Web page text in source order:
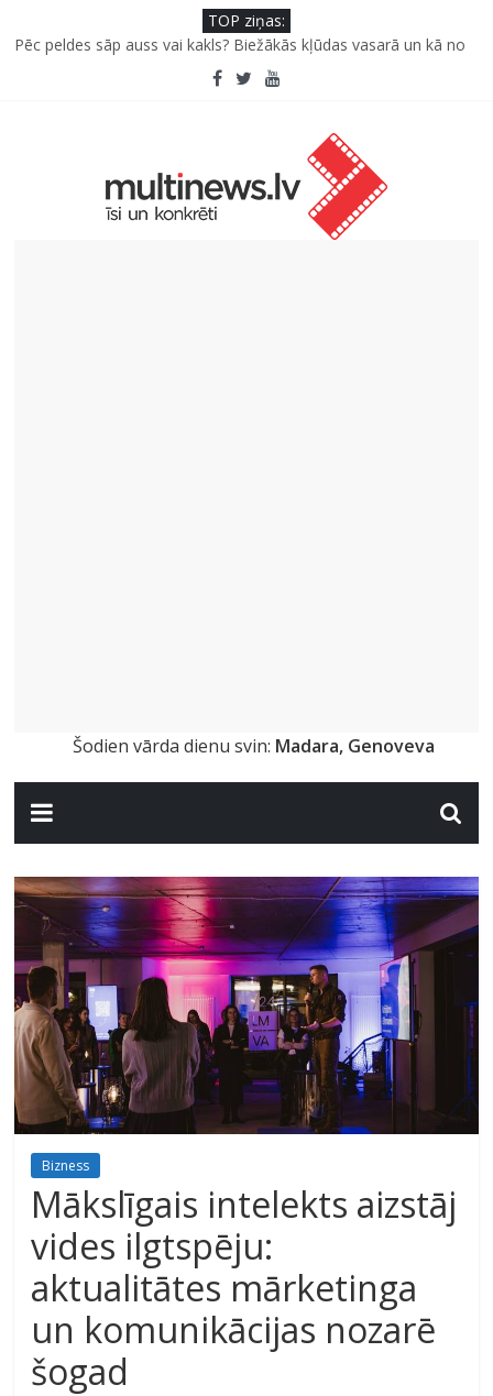
TOP ziņas:
Pēc peldes sāp auss vai kakls? Biežākās kļūdas vasarā un kā no
Šefpavārs iesaka, kā gudri un izdevīgi izmantot kabačus no
sezonas sākuma līdz pat ziemai
5 svarīgi soļi, lai bērns skolā atgrieztos vesels un gatavs
Šodien vārda dienu svin: Madara, Genoveva
Bizness
Mākslīgais intelekts aizstāj
vides ilgtspēju:
aktualitātes mārketinga
un komunikācijas nozarē
šogad